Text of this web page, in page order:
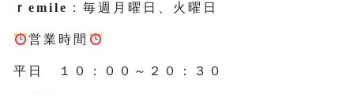
ｒemile ：毎週月曜日、火曜日
営業時間
平日 １０：００～２０：３０